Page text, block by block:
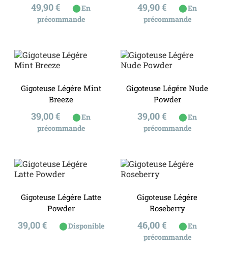
Prix
49,90 € ⬤En
précommande
Prix
49,90 € ⬤En
précommande
Gigoteuse Légére Mint
Breeze
Prix
39,00 € ⬤En
précommande
Gigoteuse Légére Nude
Powder
Prix
39,00 € ⬤En
précommande
Gigoteuse Légére Latte
Powder
Prix
39,00 € ⬤Disponible
Gigoteuse Légére
Roseberry
Prix
46,00 € ⬤En
précommande